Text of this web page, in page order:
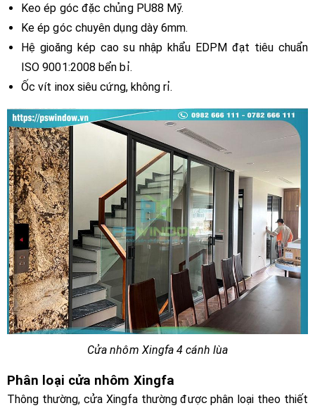
Keo ép góc đặc chủng PU88 Mỹ.
Ke ép góc chuyên dụng dày 6mm.
Hệ gioăng kép cao su nhập khẩu EDPM đạt tiêu chuẩn
ISO 9001:2008 bển bỉ.
Ốc vít inox siêu cứng, không rỉ.
Cửa nhôm Xingfa 4 cánh lùa
Phân loại cửa nhôm Xingfa
Thông thường, cửa Xingfa thường được phân loại theo thiết